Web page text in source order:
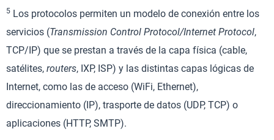
5 Los protocolos permiten un modelo de conexión entre los
servicios (Transmission Control Protocol/Internet Protocol,
TCP/IP) que se prestan a través de la capa física (cable,
satélites, routers, IXP, ISP) y las distintas capas lógicas de
Internet, como las de acceso (WiFi, Ethernet),
direccionamiento (IP), trasporte de datos (UDP, TCP) o
aplicaciones (HTTP, SMTP).